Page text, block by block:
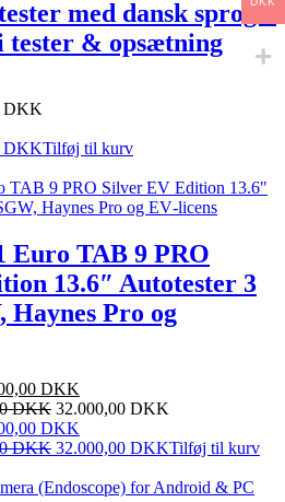
med dansk sprog 2
tester & opsætning
DKK
DKKTilføj til kurv
Euro TAB 9 PRO
13.6″ Autotester 3
Haynes Pro og
DKK
aktuelle
er:
DKK 32.000,00 DKK
DKK
aktuelle
er:
DKK 32.000,00 DKKTilføj til kurv